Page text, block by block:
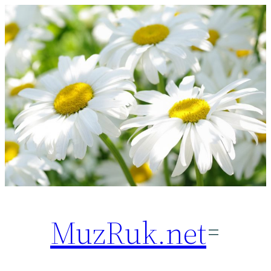
Перейти
к
содержимому
MuzRuk.net